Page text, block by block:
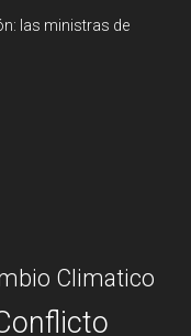
las ministras de
Climatico